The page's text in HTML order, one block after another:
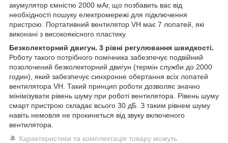
акумулятор ємністю 2000 мАг, що позбавить вас від
необхідності пошуку електромережі для підключення
пристрою. Портативний вентилятор VH має 7 лопатей, які
виконані з високоякісного пластику.
Безколекторний двигун. 3 рівні регулювання швидкості.
Роботу такого потрібного помічника забезпечує подвійний
позолочений безколекторний двигун (термін служби до 2000
годин), який забезпечує синхронне обертання всіх лопатей
вентилятора VH. Такий принцип роботи дозволяє значно
мінімізувати рівень шуму при роботі вентилятора. Рівень шуму
смарт пристрою складає всього 30 дБ. З таким рівнем шуму
навіть немовля не прокинеться від звуку включеного
вентилятора.
🔔 Характеристики та комплектація товару можуть